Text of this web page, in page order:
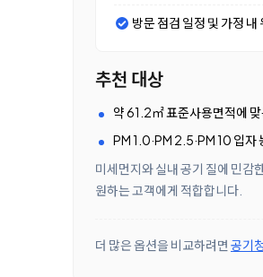
방문 점검 일정 및 가정 내
추천 대상
약 61.2㎡ 표준사용면적에
PM 1.0·PM 2.5·PM 10 입자
미세먼지와 실내 공기 질에 민감
원하는 고객에게 적합합니다.
더 많은 옵션을 비교하려면 공기